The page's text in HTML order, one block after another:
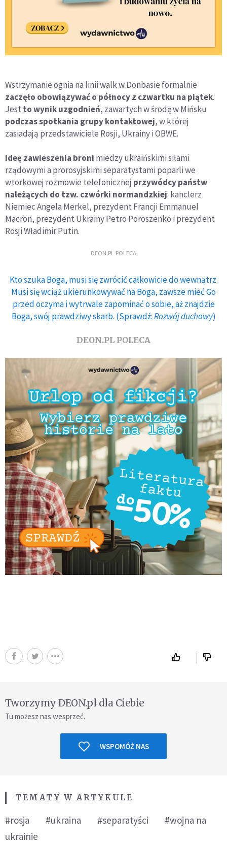
Wstrzymanie ognia na linii walk w Donbasie formalnie
zaczęło obowiązywać o północy z czwartku na piątek.
Jest to wynik uzgodnień, zawartych w środę w Mińsku
podczas spotkania grupy kontaktowej, w której
zasiadają przedstawiciele Rosji, Ukrainy i OBWE.
Ideę zawieszenia broni miedzy ukraińskimi siłami
rządowymi a prorosyjskimi separatystami poparli we
wtorkowej rozmowie telefonicznej przywódcy państw
należących do tzw. czwórki normandzkiej: kanclerz
Niemiec Angela Merkel, prezydent Francji Emmanuel
Macron, prezydent Ukrainy Petro Poroszenko i prezydent
Rosji Władimir Putin.
DEON.PL POLECA
Kto szuka Boga, musi się zwrócić całkowicie do wewnątrz.
Musi się wciąż ukierunkowywać na Boga, zawsze mieć Go
przed oczyma i wytrwale zapominać o sobie, aż znajdzie
Boga, swój prawdziwy skarb. (Sprawdź:Rozwój duchowy)
DEON.PL POLECA
Tworzymy DEON.pl dla Ciebie
Tu możesz nas wesprzeć.
WSPOMÓŻ NAS
TEMATY W ARTYKULE
#rosja #ukraina #separatyści
#wojna na
ukrainie